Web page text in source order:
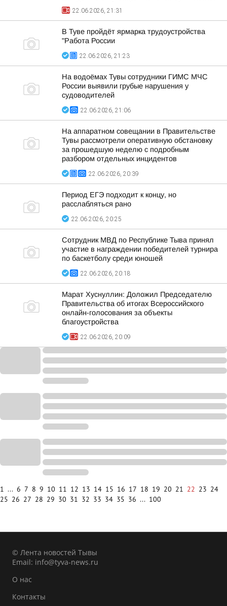
22.06.2026, 21:31
В Туве пройдёт ярмарка трудоустройства
"Работа России
22.06.2026, 21:23
На водоёмах Тувы сотрудники ГИМС МЧС
России выявили грубые нарушения у
судоводителей
22.06.2026, 21:06
На аппаратном совещании в Правительстве
Тувы рассмотрели оперативную обстановку
за прошедшую неделю с подробным
разбором отдельных инцидентов
22.06.2026, 20:39
Период ЕГЭ подходит к концу, но
расслабляться рано
22.06.2026, 20:25
Сотрудник МВД по Республике Тыва принял
участие в награждении победителей турнира
по баскетболу среди юношей
22.06.2026, 20:18
Марат Хуснуллин: Доложил Председателю
Правительства об итогах Всероссийского
онлайн-голосования за объекты
благоустройства
22.06.2026, 20:09
1 ... 6 7 8 9 10 11 12 13 14 15 16 17 18 19 20 21 22 23 24
25 26 27 28 29 30 31 32 33 34 35 36 ... 100
© Лента новостей Тывы
Email: info@tyva-news.ru
О нас
Контакты